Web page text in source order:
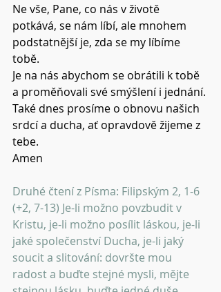
Ne vše, Pane, co nás v životě
potkává, se nám líbí, ale mnohem
podstatnější je, zda se my líbíme
tobě.
Je na nás abychom se obrátili k tobě
a proměňovali své smýšlení i jednání.
Také dnes prosíme o obnovu našich
srdcí a ducha, ať opravdově žijeme z
tebe.
Amen
Druhé čtení z Písma: Filipským 2, 1-6
(+2, 7-13) Je-li možno povzbudit v
Kristu, je-li možno posílit láskou, je-li
jaké společenství Ducha, je-li jaký
soucit a slitování: dovršte mou
radost a buďte stejné mysli, mějte